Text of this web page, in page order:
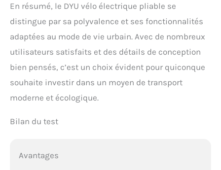
En résumé, le DYU vélo électrique pliable se
distingue par sa polyvalence et ses fonctionnalités
adaptées au mode de vie urbain. Avec de nombreux
utilisateurs satisfaits et des détails de conception
bien pensés, c’est un choix évident pour quiconque
souhaite investir dans un moyen de transport
moderne et écologique.
Bilan du test
Avantages